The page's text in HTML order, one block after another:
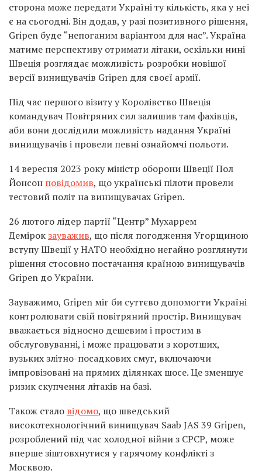
сторона може передати Україні ту кількість, яка у неї
є на сьогодні. Він додав, у разі позитивного рішення,
Gripen буде “непоганим варіантом для нас”. Україна
матиме перспективу отримати літаки, оскільки нині
Швеція розглядає можливість розробки новішої
версії винищувачів Gripen для своєї армії.
Під час першого візиту у Королівство Швеція
командувач Повітряних сил залишив там фахівців,
аби вони дослідили можливість надання Україні
винищувачів і провели певні ознайомчі польоти.
14 вересня 2023 року міністр оборони Швеції Пол
Йонсон повідомив, що українські пілоти провели
тестовий політ на винищувачах Gripen.
26 лютого лідер партії “Центр” Мухаррем
Демірокзауважив, що після погодження Угорщиною
вступу Швеції у НАТО необхідно негайно розглянути
рішення стосовно постачання країною винищувачів
Gripen до України.
Зауважимо, Gripen міг би суттєво допомогти Україні
контролювати свій повітряний простір. Винищувач
вважається відносно дешевим і простим в
обслуговуванні, і може працювати з коротших,
вузьких злітно-посадкових смуг, включаючи
імпровізовані на прямих ділянках шосе. Це зменшує
ризик скупчення літаків на базі.
Також стало відомо, що шведський
високотехнологічний винищувач Saab JAS 39 Gripen,
розроблений під час холодної війни з СРСР, може
вперше зіштовхнутися у гарячому конфлікті з
Москвою.